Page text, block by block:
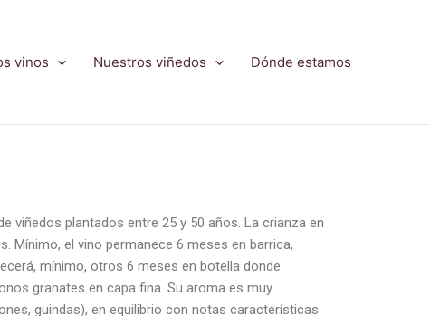
vinos Nuestros viñedos Dónde estamos
viñedos plantados entre 25 y 50 años. La crianza en
Mínimo, el vino permanece 6 meses en barrica,
mínimo, otros 6 meses en botella donde
granates en capa fina. Su aroma es muy
guindas), en equilibrio con notas características